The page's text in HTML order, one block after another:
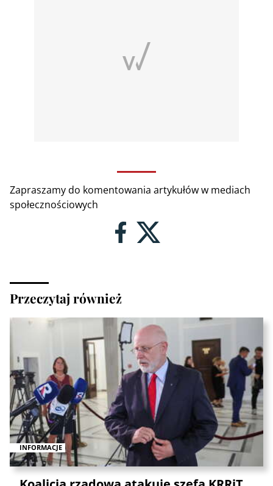
Zapraszamy do komentowania artykułów w mediach
społecznościowych
Przeczytaj również
INFORMACJE